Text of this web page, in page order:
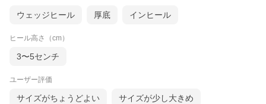
7cmヒールで美脚効果も期待でき、結婚式やパーティーなどで活
柔らかいウレタン入りのライニングと脱げ防止のかかとクッショ
ウェッジヒール 厚底 インヒール
ヒール高さ（cm）
3〜5センチ
ユーザー評価
サイズがちょうどよい サイズが少し大きめ